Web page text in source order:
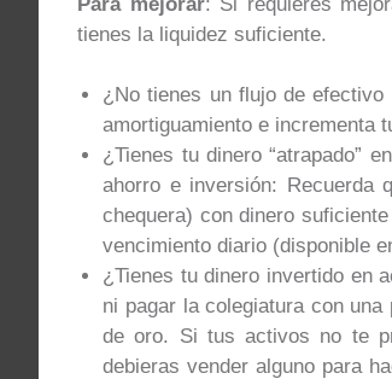
tienes la liquidez suficiente.
¿No tienes un flujo de
amortiguamiento e incrementa
¿Tienes tu dinero “atrapado”
ahorro e inversión: Recuerda
chequera) con dinero
vencimiento diario (disponible
¿Tienes tu dinero invertido en
ni pagar la colegiatura con
de oro. Si tus activos no te
debieras vender alguno para